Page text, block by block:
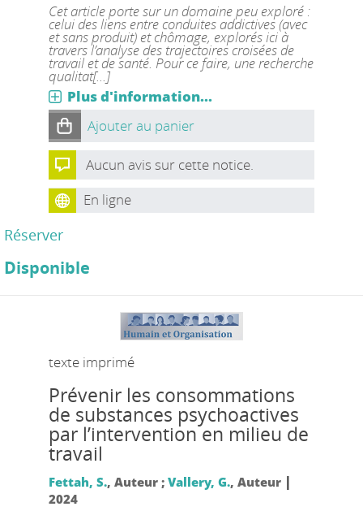
Cet article porte sur un domaine peu exploré :
celui des liens entre conduites addictives (avec
et sans produit) et chômage, explorés ici à
travers l’analyse des trajectoires croisées de
travail et de santé. Pour ce faire, une recherche
qualitat[...]
Plus d'information...
Ajouter au panier
Aucun avis sur cette notice.
En ligne
Réserver
Disponible
texte imprimé
Prévenir les consommations
de substances psychoactives
par l’intervention en milieu de
travail
Fettah, S., Auteur ; Vallery, G., Auteur |
2024